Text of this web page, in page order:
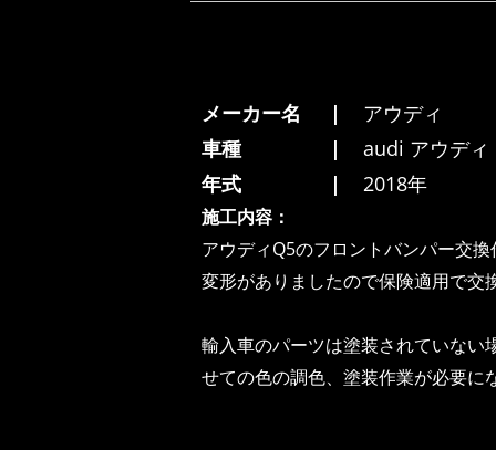
メーカー名
アウディ
車種
audi アウデ
年式
2018年
施工内容：
アウディQ5のフロントバンパー交
変形がありましたので保険適用で交
輸入車のパーツは塗装されていない
せての色の調色、塗装作業が必要に